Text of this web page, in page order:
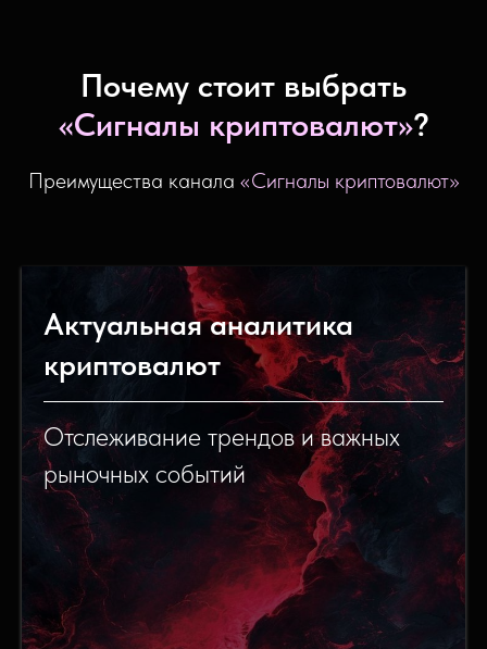
Почему стоит выбрать
«Сигналы криптовалют»?
Преимущества канала «Сигналы криптовалют»
Актуальная аналитика
криптовалют
Отслеживание трендов и важных
рыночных событий